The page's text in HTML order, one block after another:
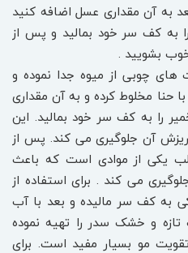
به آن مقداری عسل اضافه کنید
به کف سر خود بمالید و پس از
های چوبی از میوه جدا نموده و
با حنا مخلوط کرده و به آن مقداری
را به کف سر خود بمالید. این
آن جلوگیری می کند. پس از
یکی از موادی است که باعث
می کند . برای استفاده از
به کف سر مالیده و بعد با آب
تازه و خشک سدر را تهیه نموده
مو بسیار مفید است. برای